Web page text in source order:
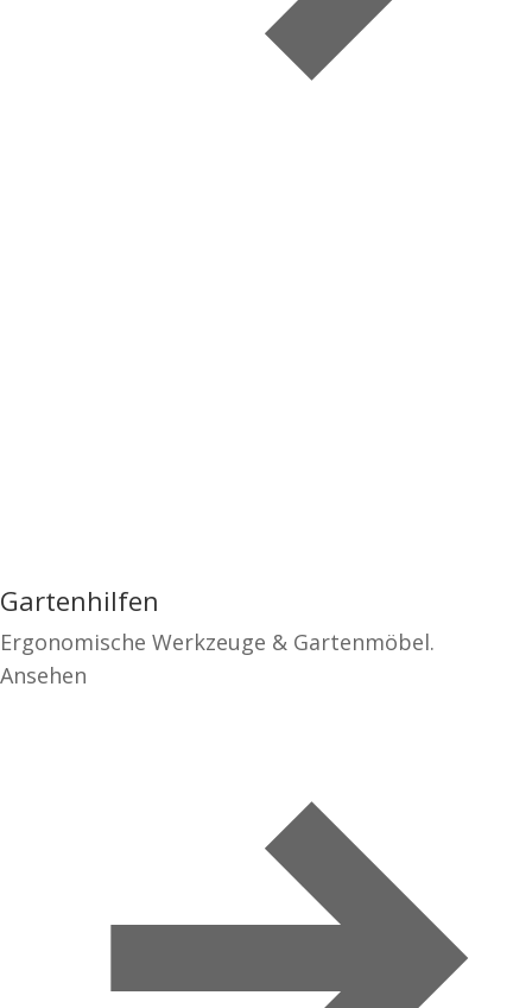
Gartenhilfen
Ergonomische Werkzeuge & Gartenmöbel.
Ansehen